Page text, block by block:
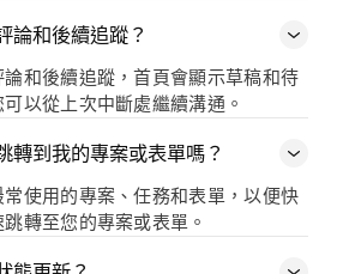
論和後續追蹤？
和後續追蹤，首頁會顯示草稿和待
以從上次中斷處繼續溝通。
轉到我的專案或表單嗎？
使用的專案、任務和表單，以便快
轉至您的專案或表單。